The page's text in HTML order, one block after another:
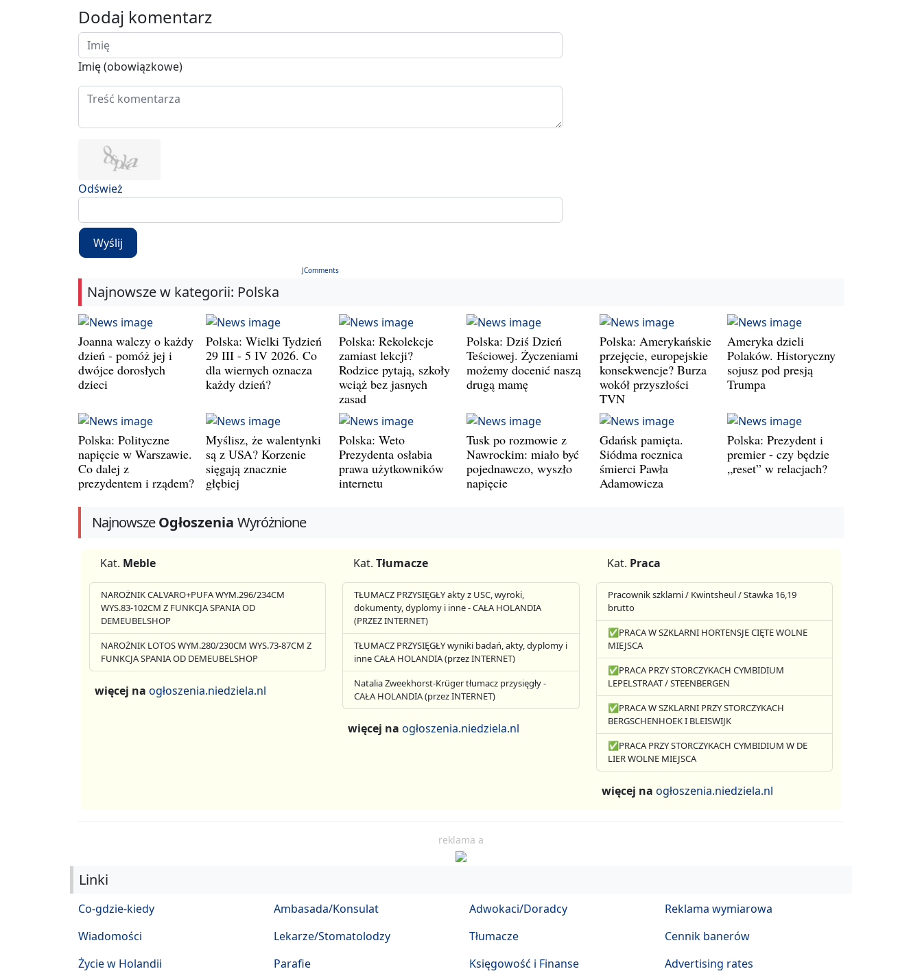
Dodaj komentarz
Imię (obowiązkowe)
Odśwież
Wyślij
JComments
Najnowsze w kategorii: Polska
Joanna walczy o każdy
dzień - pomóż jej i
dwójce dorosłych
dzieci
Polska: Wielki Tydzień
29 III - 5 IV 2026. Co
dla wiernych oznacza
każdy dzień?
Polska: Rekolekcje
zamiast lekcji?
Rodzice pytają, szkoły
wciąż bez jasnych
zasad
Polska: Dziś Dzień
Teściowej. Życzeniami
możemy docenić naszą
drugą mamę
Polska: Amerykańskie
przejęcie, europejskie
konsekwencje? Burza
wokół przyszłości
TVN
Ameryka dzieli
Polaków. Historyczny
sojusz pod presją
Trumpa
Polska: Polityczne
napięcie w Warszawie.
Co dalej z
prezydentem i rządem?
Myślisz, że walentynki
są z USA? Korzenie
sięgają znacznie
głębiej
Polska: Weto
Prezydenta osłabia
prawa użytkowników
internetu
Tusk po rozmowie z
Nawrockim: miało być
pojednawczo, wyszło
napięcie
Gdańsk pamięta.
Siódma rocznica
śmierci Pawła
Adamowicza
Polska: Prezydent i
premier - czy będzie
„reset” w relacjach?
NajnowszeOgłoszenia Wyróżnione
Kat. Meble
NAROŻNIK CALVARO+PUFA WYM.296/234CM
WYS.83-102CM Z FUNKCJA SPANIA OD
DEMEUBELSHOP
NAROŻNIK LOTOS WYM.280/230CM WYS.73-87CM Z
FUNKCJA SPANIA OD DEMEUBELSHOP
więcej na ogłoszenia.niedziela.nl
Kat. Tłumacze
TŁUMACZ PRZYSIĘGŁY akty z USC, wyroki,
dokumenty, dyplomy i inne - CAŁA HOLANDIA
(PRZEZ INTERNET)
TŁUMACZ PRZYSIĘGŁY wyniki badań, akty, dyplomy i
inne CAŁA HOLANDIA (przez INTERNET)
Natalia Zweekhorst-Krüger tłumacz przysięgły -
CAŁA HOLANDIA (przez INTERNET)
więcej naogłoszenia.niedziela.nl
Kat. Praca
Pracownik szklarni / Kwintsheul / Stawka 16,19
brutto
✅PRACA W SZKLARNI HORTENSJE CIĘTE WOLNE
MIEJSCA
✅PRACA PRZY STORCZYKACH CYMBIDIUM
LEPELSTRAAT / STEENBERGEN
✅PRACA W SZKLARNI PRZY STORCZYKACH
BERGSCHENHOEK I BLEISWIJK
✅PRACA PRZY STORCZYKACH CYMBIDIUM W DE
LIER WOLNE MIEJSCA
więcej na ogłoszenia.niedziela.nl
reklama a
Linki
Co-gdzie-kiedy
Wiadomości
Życie w Holandii
Ambasada/Konsulat
Lekarze/Stomatolodzy
Parafie
Adwokaci/Doradcy
Tłumacze
Księgowość i Finanse
Reklama wymiarowa
Cennik banerów
Advertising rates